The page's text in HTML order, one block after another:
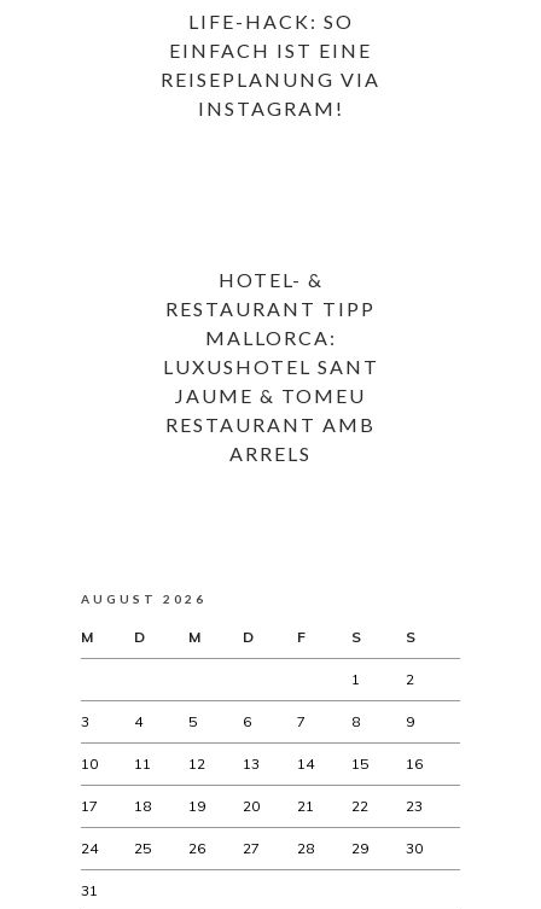
LIFE-HACK: SO
EINFACH IST EINE
REISEPLANUNG VIA
INSTAGRAM!
HOTEL- &
RESTAURANT TIPP
MALLORCA:
LUXUSHOTEL SANT
JAUME & TOMEU
RESTAURANT AMB
ARRELS
AUGUST 2026
M D M D F S S
1 2
3 4 5 6 7 8 9
10 11 12 13 14 15 16
17 18 19 20 21 22 23
24 25 26 27 28 29 30
31